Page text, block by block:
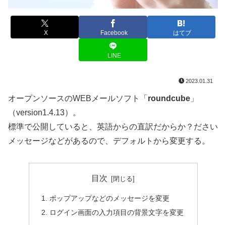
X Facebook はてブ
LINE
2023.01.31
オープンソースのWEBメールソフト「 roundcube 」
（version1.4.13）。
標準で公開していると、英語からの直訳だからか？ださい
メッセージなどがあるので、デフォルトから変更する。
目次
ポップアップなどのメッセージを変更
ログイン画面の入力項目の背景文字を変更